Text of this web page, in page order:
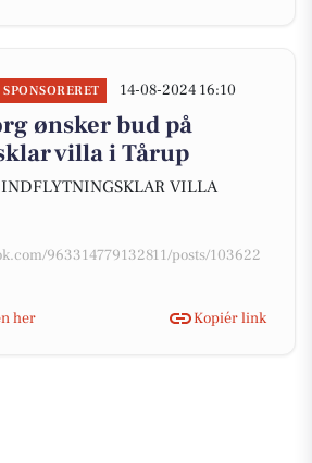
SPONSORERET 14-08-2024 16:10
ønsker bud på
villa i Tårup
VILLA
963314779132811/posts/103622
her
Kopiér link